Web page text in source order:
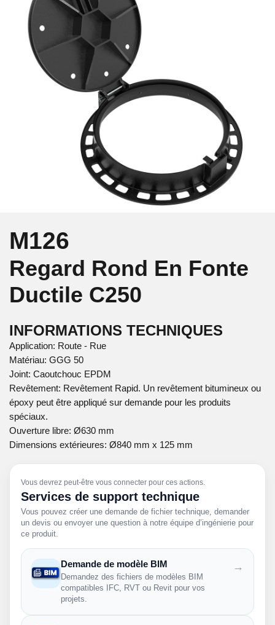
M126
Regard Rond En Fonte
Ductile C250
INFORMATIONS TECHNIQUES
Application: Route - Rue
Matériau: GGG 50
Joint: Caoutchouc EPDM
Revêtement: Revêtement Rapid. Un revêtement bitumineux ou
époxy peut être appliqué sur demande pour les produits
spéciaux.
Ouverture libre: Ø630 mm
Dimensions extérieures: Ø840 mm x 125 mm
Vous devrez peut-être vous connecter pour ces actions.
Services de support technique
Vous pouvez créer une demande de fichier technique, demander
un devis ou envoyer une question à notre équipe d’ingénierie pour
ce produit.
Demande de modèle BIM
Demandez des fichiers de modèles BIM
compatibles IFC, RVT ou Revit pour vos
projets.
→